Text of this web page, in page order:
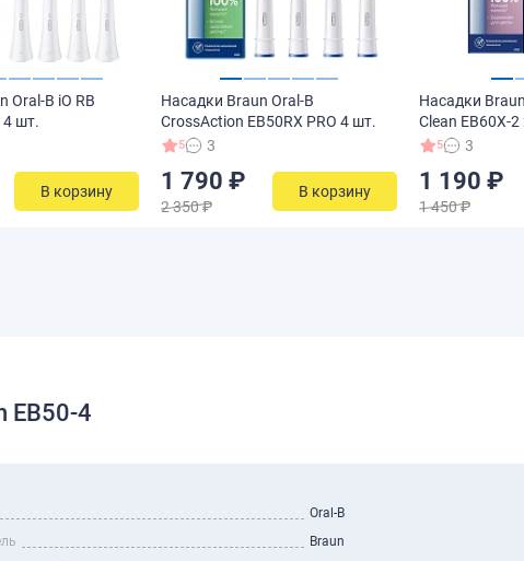
Oral-B iO RB
4 шт.
В корзину
Насадки Braun Oral-B
CrossAction EB50RX PRO 4 шт.
5 3
1 790 ₽
2 350 ₽
В корзину
Насадки
Clean EB60X-
5 3
1 190 ₽
1 450 ₽
EB50-4
Oral-B
Braun